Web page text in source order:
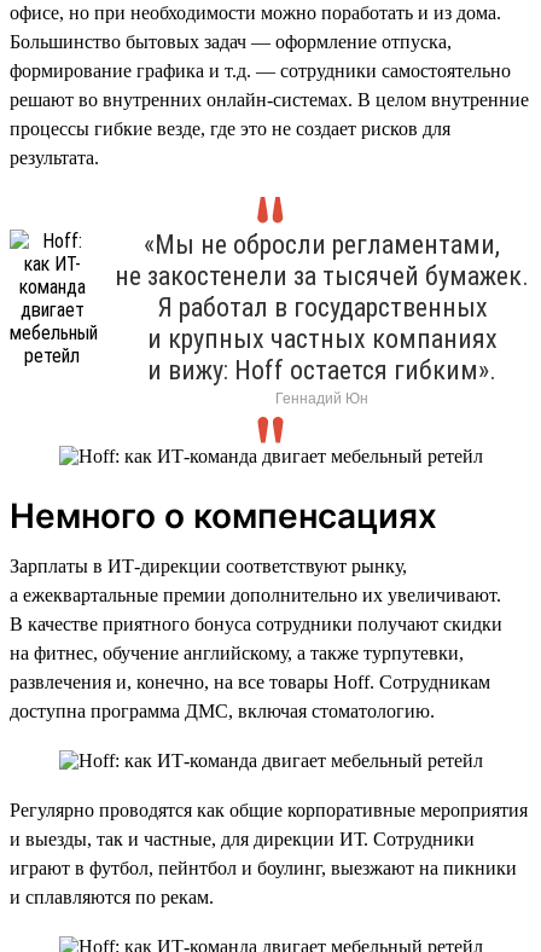
офисе, но при необходимости можно поработать и из дома.
Большинство бытовых задач — оформление отпуска,
формирование графика и т.д. — сотрудники самостоятельно
решают во внутренних онлайн-системах. В целом внутренние
процессы гибкие везде, где это не создает рисков для
результата.
«Мы не обросли регламентами,
не закостенели за тысячей бумажек.
Я работал в государственных
и крупных частных компаниях
и вижу: Hoff остается гибким».
Геннадий Юн
Немного о компенсациях
Зарплаты в ИТ-дирекции соответствуют рынку,
а ежеквартальные премии дополнительно их увеличивают.
В качестве приятного бонуса сотрудники получают скидки
на фитнес, обучение английскому, а также турпутевки,
развлечения и, конечно, на все товары Hoff. Сотрудникам
доступна программа ДМС, включая стоматологию.
Регулярно проводятся как общие корпоративные мероприятия
и выезды, так и частные, для дирекции ИТ. Сотрудники
играют в футбол, пейнтбол и боулинг, выезжают на пикники
и сплавляются по рекам.